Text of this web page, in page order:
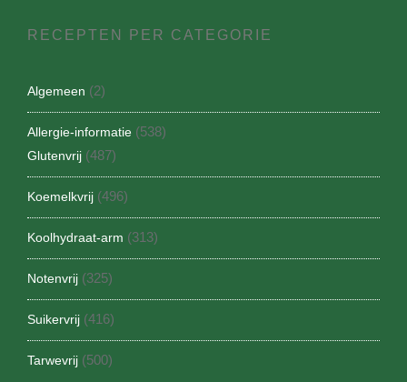
RECEPTEN PER CATEGORIE
Algemeen (2)
Allergie-informatie (538)
Glutenvrij (487)
Koemelkvrij (496)
Koolhydraat-arm (313)
Notenvrij (325)
Suikervrij (416)
Tarwevrij (500)